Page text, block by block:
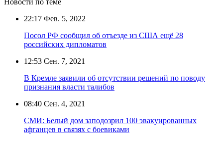
22:17 Фев. 5, 2022
Посол РФ сообщил об отъезде из США ещё 28
российских дипломатов
12:53 Сен. 7, 2021
В Кремле заявили об отсутствии решений по поводу
признания власти талибов
08:40 Сен. 4, 2021
СМИ: Белый дом заподозрил 100 эвакуированных
афганцев в связях с боевиками